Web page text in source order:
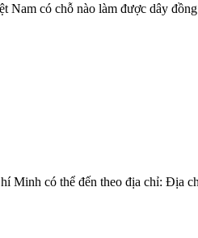
có chỗ nào làm được dây
Minh có thể đến theo địa chỉ: